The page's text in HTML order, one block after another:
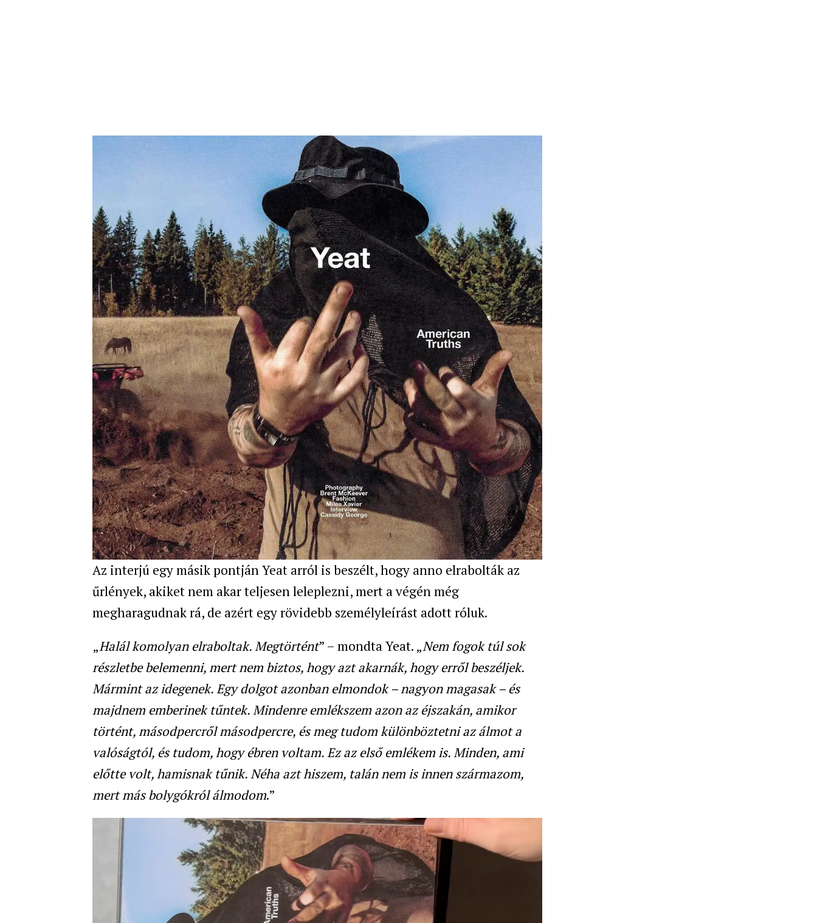
Az interjú egy másik pontján Yeat arról is beszélt, hogy anno elrabolták az
űrlények, akiket nem akar teljesen leleplezni, mert a végén még
megharagudnak rá, de azért egy rövidebb személyleírást adott róluk.
„Halál komolyan elraboltak. Megtörtént” – mondta Yeat. „Nem fogok túl sok
részletbe belemenni, mert nem biztos, hogy azt akarnák, hogy erről beszéljek.
Mármint az idegenek. Egy dolgot azonban elmondok – nagyon magasak – és
majdnem emberinek tűntek. Mindenre emlékszem azon az éjszakán, amikor
történt, másodpercről másodpercre, és meg tudom különböztetni az álmot a
valóságtól, és tudom, hogy ébren voltam. Ez az első emlékem is. Minden, ami
előtte volt, hamisnak tűnik. Néha azt hiszem, talán nem is innen származom,
mert más bolygókról álmodom.”